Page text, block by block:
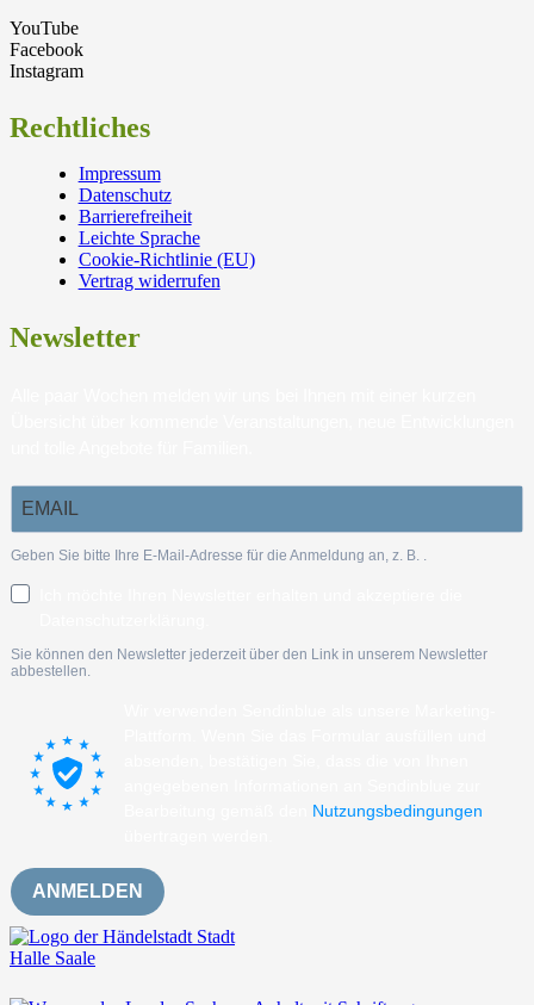
YouTube
Facebook
Instagram
Rechtliches
Impressum
Datenschutz
Barrierefreiheit
Leichte Sprache
Cookie-Richtlinie (EU)
Vertrag widerrufen
Newsletter
Geben Sie bitte Ihre E-Mail-Adresse für die Anmeldung an, z. B.
Sie können den Newsletter jederzeit über den Link in unserem Newsletter
abbestellen.
Nutzungsbedingungen
ANMELDEN